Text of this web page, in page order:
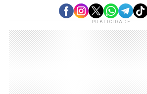
PUBLICIDADE